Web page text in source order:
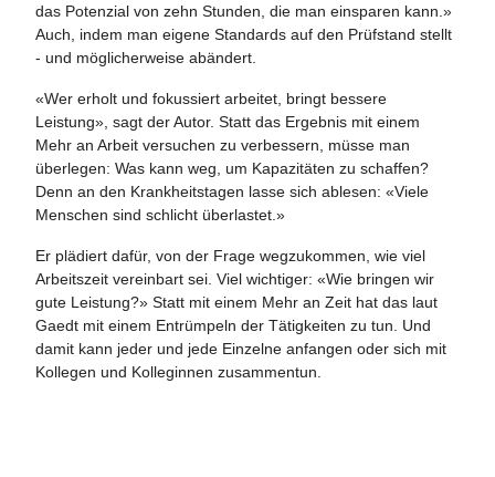
das Potenzial von zehn Stunden, die man einsparen kann.»
Auch, indem man eigene Standards auf den Prüfstand stellt
- und möglicherweise abändert.
«Wer erholt und fokussiert arbeitet, bringt bessere
Leistung», sagt der Autor. Statt das Ergebnis mit einem
Mehr an Arbeit versuchen zu verbessern, müsse man
überlegen: Was kann weg, um Kapazitäten zu schaffen?
Denn an den Krankheitstagen lasse sich ablesen: «Viele
Menschen sind schlicht überlastet.»
Er plädiert dafür, von der Frage wegzukommen, wie viel
Arbeitszeit vereinbart sei. Viel wichtiger: «Wie bringen wir
gute Leistung?» Statt mit einem Mehr an Zeit hat das laut
Gaedt mit einem Entrümpeln der Tätigkeiten zu tun. Und
damit kann jeder und jede Einzelne anfangen oder sich mit
Kollegen und Kolleginnen zusammentun.